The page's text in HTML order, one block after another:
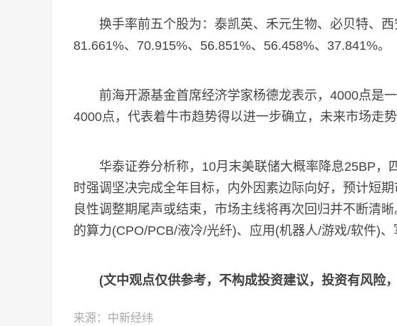
换手率前五个股为：泰凯英、禾元生物、必贝特、西
81.661%、70.915%、56.851%、56.458%、37.841%。
前海开源基金首席经济学家杨德龙表示，4000点是一
4000点，代表着牛市趋势得以进一步确立，未来市场走势
华泰证券分析称，10月末美联储大概率降息25BP，四
时强调坚决完成全年目标，内外因素边际向好，预计短
良性调整期尾声或结束，市场主线将再次回归并不断清
的算力(CPO/PCB/液冷/光纤)、应用(机器人/游戏/软件)
(文中观点仅供参考，不构成投资建议，投资有风险
来源：中新经纬